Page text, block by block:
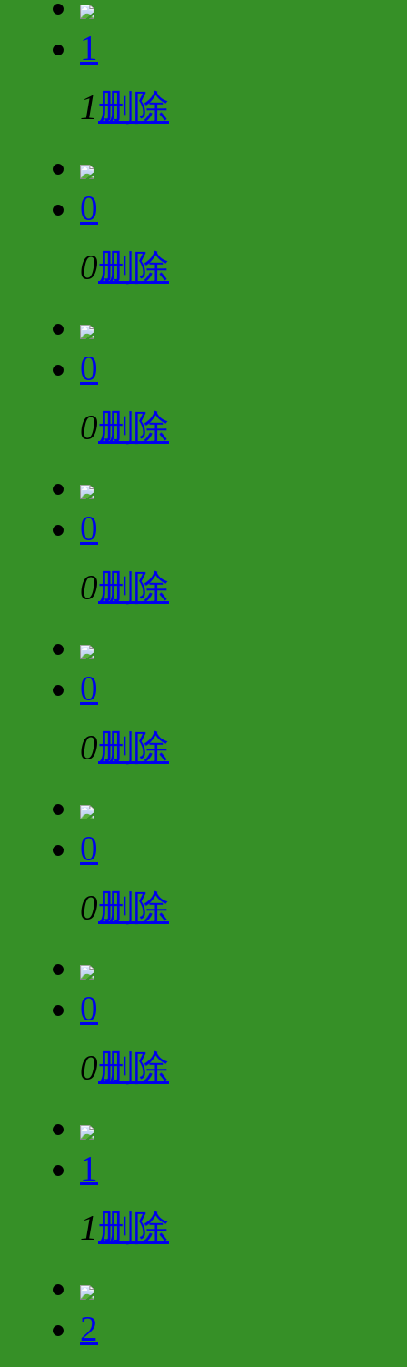
1
1删除
0
0删除
0
0删除
0
0删除
0
0删除
0
0删除
0
0删除
1
1删除
2